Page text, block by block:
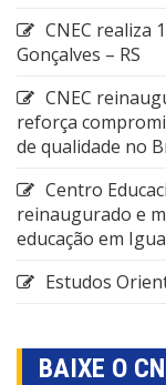
CNEC realiza
Gonçalves – RS
CNEC
reforça
de qualidade no
Centro
reinaugurado e
educação em
Estudos
BAIXE O